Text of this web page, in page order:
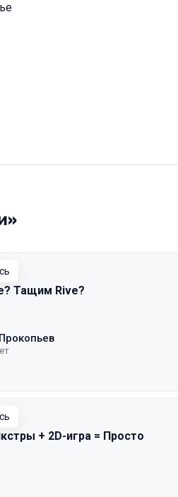
Тащим Rive?
+ 2D-игра = Просто